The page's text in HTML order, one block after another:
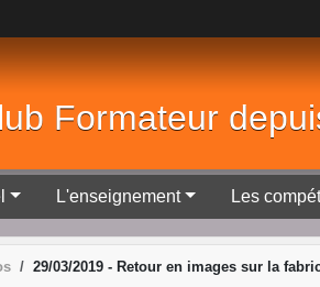
Formateur
L'enseignement Les
29/03/2019 - Retour en images sur la